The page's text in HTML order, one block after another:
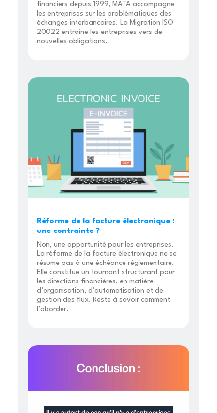
financiers depuis 1999, MATA accompagne
les entreprises sur les problématiques des
échanges interbancaires. La Migration ISO
20022 entraine les entreprises vers de
nouvelles obligations.
Réforme de la facture électronique :
une contrainte ?
Non, une opportunité pour les entreprises.
La réforme de la facture électronique ne se
résume pas à une échéance réglementaire.
Elle constitue un tournant structurant pour
les directions financières, en matière
d’organisation, d’automatisation et de
gestion des flux. Reste à savoir comment
l’aborder.